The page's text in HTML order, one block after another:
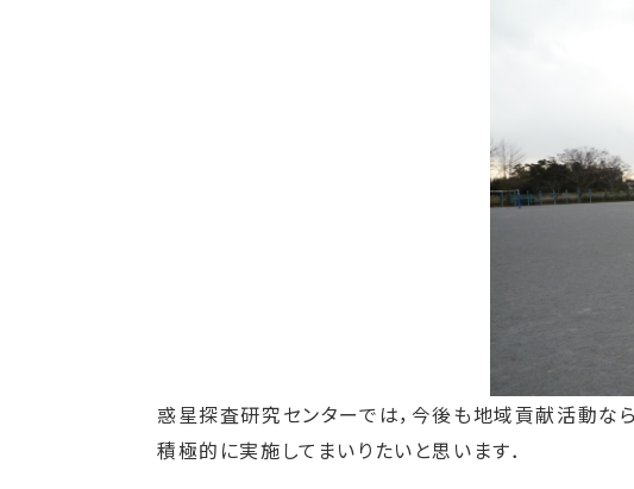
惑星探査研究センターでは，今後も地域貢献活動な
積極的に実施してまいりたいと思います．